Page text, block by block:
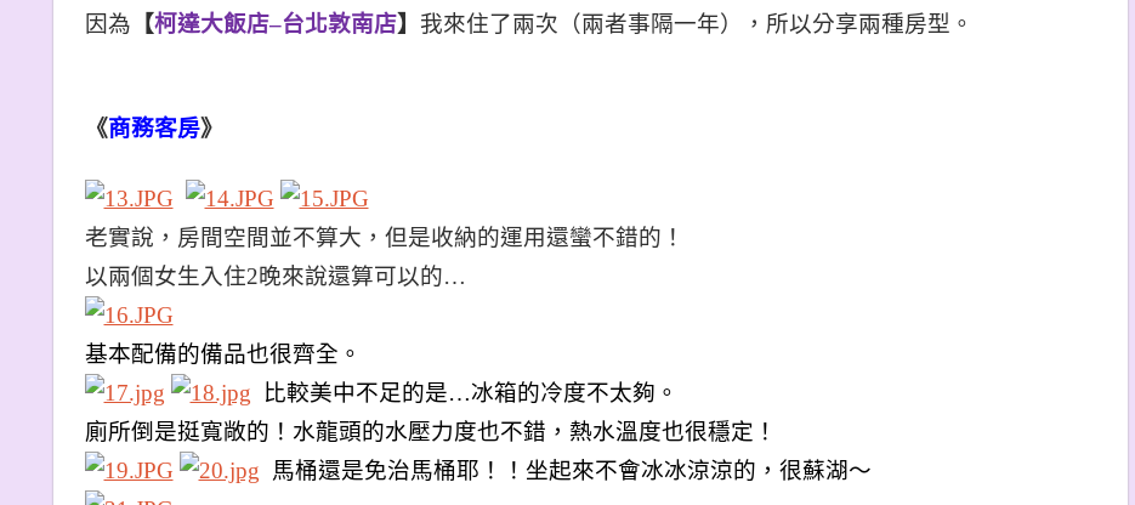
因為 【柯達大飯店–台北敦南店】 我來住了兩次（兩者事隔一年），所以分享兩種房型。
《商務客房》
老實說，房間空間並不算大，但是收納的運用還蠻不錯的！
以兩個女生入住2晚來說還算可以的…
基本配備的備品也很齊全。
比較美中不足的是…冰箱的冷度不太夠。
廁所倒是挺寬敞的！水龍頭的水壓力度也不錯，熱水溫度也很穩定！
馬桶還是免治馬桶耶！！坐起來不會冰冰涼涼的，很蘇湖〜